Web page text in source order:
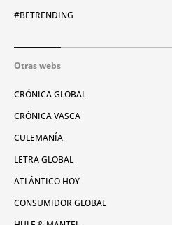
#BETRENDING
Otras webs
CRÓNICA GLOBAL
CRÓNICA VASCA
CULEMANÍA
LETRA GLOBAL
ATLÁNTICO HOY
CONSUMIDOR GLOBAL